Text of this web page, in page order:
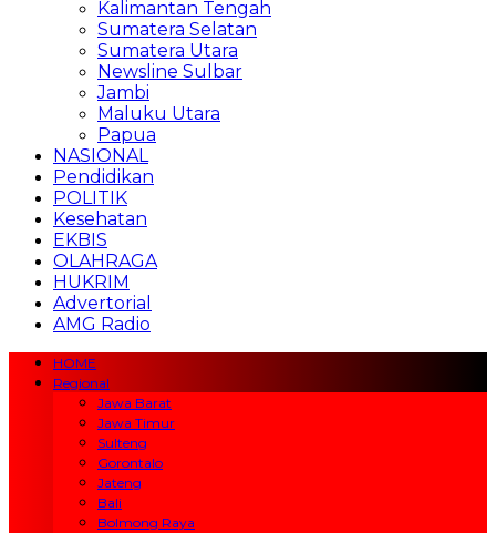
Kalimantan Tengah
Sumatera Selatan
Sumatera Utara
Newsline Sulbar
Jambi
Maluku Utara
Papua
NASIONAL
Pendidikan
POLITIK
Kesehatan
EKBIS
OLAHRAGA
HUKRIM
Advertorial
AMG Radio
HOME
Regional
Jawa Barat
Jawa Timur
Sulteng
Gorontalo
Jateng
Bali
Bolmong Raya